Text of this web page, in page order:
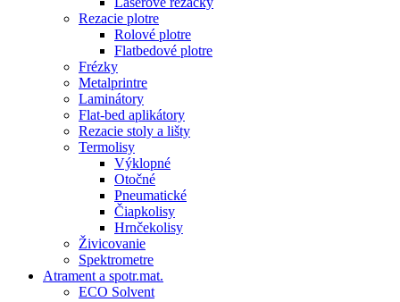
Rezacie plotre
Rolové plotre
Flatbedové plotre
Frézky
Metalprintre
Laminátory
Flat-bed aplikátory
Rezacie stoly a lišty
Termolisy
Výklopné
Otočné
Pneumatické
Čiapkolisy
Hrnčekolisy
Živicovanie
Spektrometre
Atrament a spotr.mat.
ECO Solvent